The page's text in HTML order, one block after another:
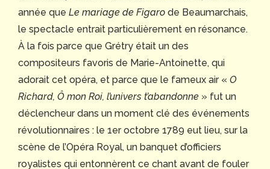
année que Le mariage de Figaro de Beaumarchais,
le spectacle entrait particulièrement en résonance.
À la fois parce que Grétry était un des
compositeurs favoris de Marie-Antoinette, qui
adorait cet opéra, et parce que le fameux air « O
Richard, Ô mon Roi, l’univers t’abandonne » fut un
déclencheur dans un moment clé des événements
révolutionnaires : le 1er octobre 1789 eut lieu, sur la
scène de l’Opéra Royal, un banquet d’officiers
royalistes qui entonnèrent ce chant avant de fouler